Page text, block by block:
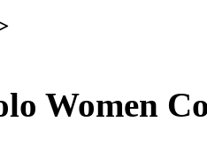
Women